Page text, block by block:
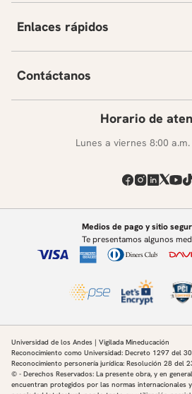
Enlaces rápidos
Contáctanos
Horario de
Lunes a viernes 8:00
Medios de pago y sitio
Te presentamos algunos
Universidad de los Andes | Vigilada Mineducación
Reconocimiento como Universidad: Decreto 1297 del
Reconocimiento personería jurídica: Resolución 28 del
© - Derechos Reservados: La presente obra, y en
encuentran protegidos por las normas internacionales